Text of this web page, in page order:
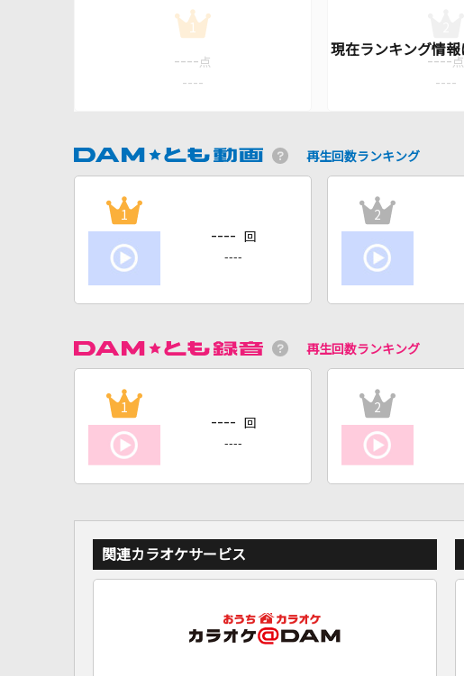
1
---- 点
----
---- 点
----
再生回数ランキング
1
---- 回
----
2
再生回数ランキング
1
---- 回
----
2
関連カラオケサービス